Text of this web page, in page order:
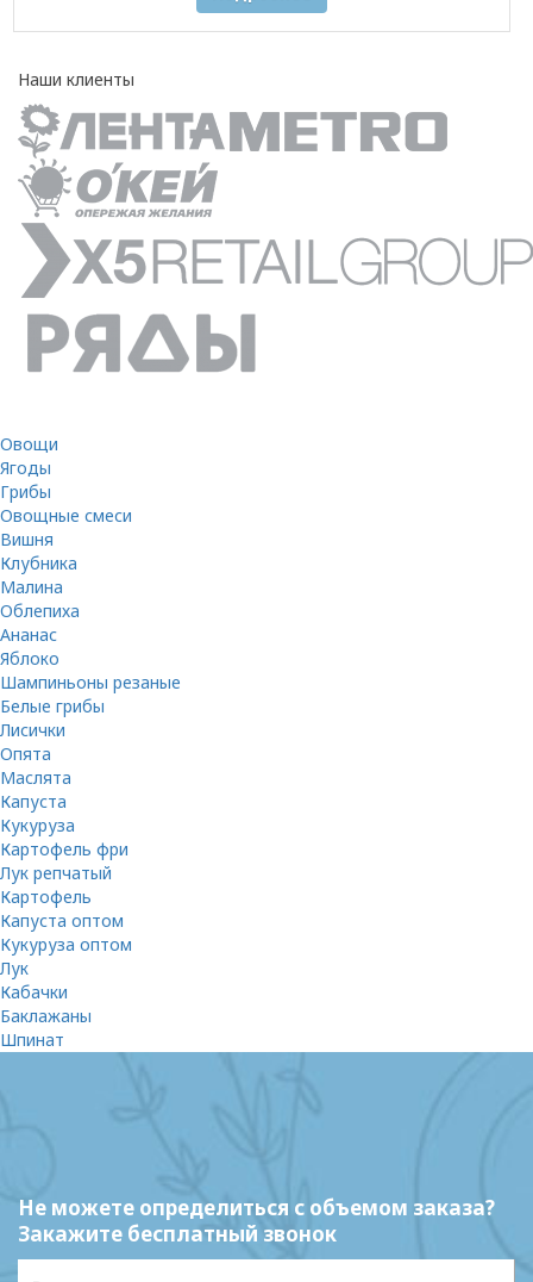
Наши клиенты
Овощи
Ягоды
Грибы
Овощные смеси
Вишня
Клубника
Малина
Облепиха
Ананас
Яблоко
Шампиньоны резаные
Белые грибы
Лисички
Опята
Маслята
Капуста
Кукуруза
Картофель фри
Лук репчатый
Картофель
Капуста оптом
Кукуруза оптом
Лук
Кабачки
Баклажаны
Шпинат
Не можете определиться с объемом заказа?
Закажите бесплатный звонок